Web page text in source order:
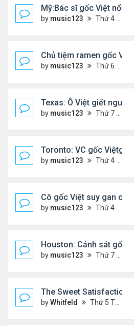
Mỹ:Bác sĩ gốc Việt nổi
by music123 Thứ 4 Tháng 5 27, 2026 7:43 pm
Chủ tiệm ramen gốc
by music123 Thứ 6 Tháng 5 22, 2026 7:26 pm
Texas: Ô Việt giết người
by music123 Thứ 7 Tháng 5 16, 2026 7:39 am
Toronto: VC gốc
by music123 Thứ 4 Tháng 5 13, 2026 6:56 pm
Cô gốc Việt suy gan
by music123 Thứ 4 Tháng 5 13, 2026 5:14 pm
Houston: Cảnh sát gốc
by music123 Thứ 7 Tháng 5 02, 2026 7:45 am
The Sweet Satisfaction
byWhitfeld Thứ 5 Tháng 4 30, 2026 10:35 pm